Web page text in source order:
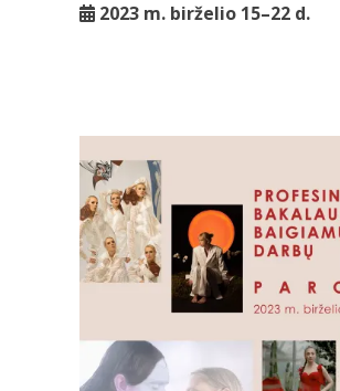
2023 m. birželio 15–22 d.